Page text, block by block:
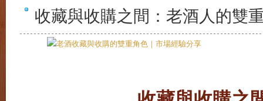
收藏與收購之間：老酒人的雙